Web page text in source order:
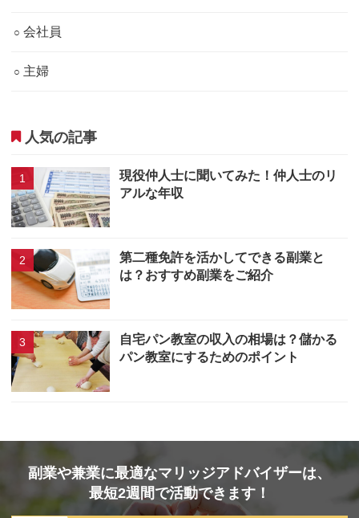
会社員
主婦
人気の記事
現役仲人士に聞いてみた！仲人士のリ
アルな年収
第二種免許を活かしてできる副業と
は？おすすめ副業をご紹介
自宅パン教室の収入の相場は？儲かる
パン教室にするためのポイント
副業や兼業に最適なマリッジアドバイザーは、
最短2週間で活動できます！